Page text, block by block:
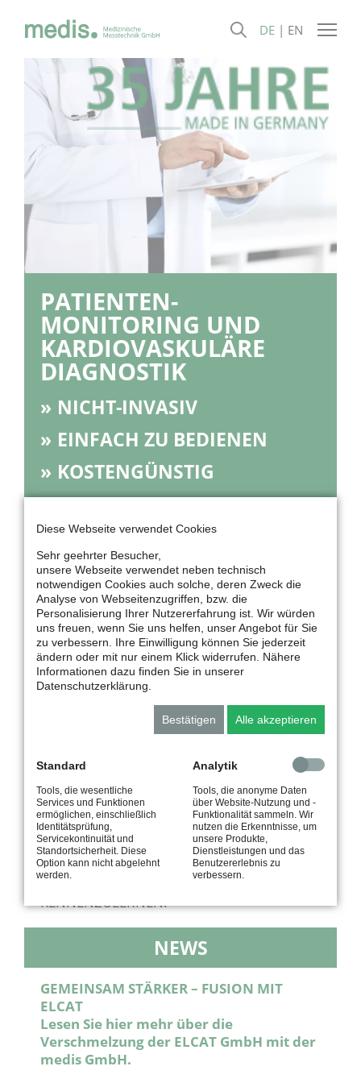
DE EN
PATIENTEN­
MONITORING UND
KARDIO­VASKULÄRE
DIAGNOSTIK
NICHT-INVASIV
EINFACH ZU BEDIENEN
KOSTENGÜNSTIG
KONFIGURIERBAR
WILLKOMMEN BEI MEDIS
Seit 1991 entwickelt und fertigt unser
hochqualifiziertes und erfahrenes Team
innovative medizinische Messgeräte, die auf
nicht-invasiven Untersuchungstechnologien
basieren. Diese diagnostischen Systeme
erlauben die gleichzeitige Analyse
verschiedener biomedizinischer Signale.
Dadurch eröffnen sich neue Perspektiven
vaskuläre Diagnostik. Eine enge
Zusammenarbeit mit unseren Kunden
ermöglicht eine kontinuierliche
Weiterentwicklung unserer Produkte, die
weltweit vertrieben werden.
WIR MÖCHTEN SIE EINLADEN, UNSERE
PRODUKTE UND UNSER TEAM
KENNENZULERNEN.
NEWS
GEMEINSAM STÄRKER – FUSION MIT
ELCAT
Lesen Sie hier mehr über die
Verschmelzung der ELCAT GmbH mit der
medis GmbH.
Diese Webseite verwendet Cookies
Sehr geehrter Besucher,
unsere Webseite verwendet neben technisch
notwendigen Cookies auch solche, deren Zweck die
Analyse von Webseitenzugriffen, bzw. die
Personalisierung Ihrer Nutzererfahrung ist. Wir würden
uns freuen, wenn Sie uns helfen, unser Angebot für Sie
zu verbessern. Ihre Einwilligung können Sie jederzeit
ändern oder mit nur einem Klick widerrufen. Nähere
Informationen dazu finden Sie in unserer
Datenschutzerklärung.
Bestätigen Alle akzeptieren
Standard
Tools, die wesentliche
Services und Funktionen
ermöglichen, einschließlich
Identitätsprüfung,
Servicekontinuität und
Standortsicherheit. Diese
Option kann nicht abgelehnt
werden.
Analytik
Tools, die anonyme Daten
über Website-Nutzung und -
Funktionalität sammeln. Wir
nutzen die Erkenntnisse, um
unsere Produkte,
Dienstleistungen und das
Benutzererlebnis zu
verbessern.